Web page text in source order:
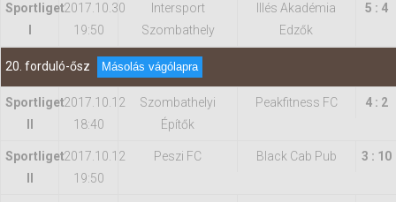
Sportliget2017.10.30
19:50
Intersport
Szombathely
Illés Akadémia
Edzők
5 : 4
20. forduló-ősz Másolás vágólapra
Sportliget2017.10.12
18:40
Szombathelyi
Építők
Peakfitness FC 4 : 2
Sportliget2017.10.12
19:50
Peszi FC Black Cab Pub 3 : 10